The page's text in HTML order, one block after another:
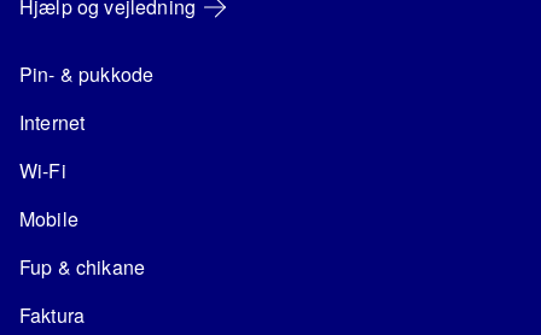
Hjælp og vejledning
Pin- & pukkode
Internet
Wi-Fi
Mobile
Fup & chikane
Faktura